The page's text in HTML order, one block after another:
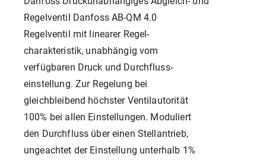
Regelventil Danfoss AB-QM 4.0
Regelventil mit linearer Regel-
charakteristik, unabhängig vom
verfügbaren Druck und Durchfluss-
einstellung. Zur Regelung bei
gleichbleibend höchster Ventilautorität
100% bei allen Einstellungen. Moduliert
den Durchfluss über einen Stellantrieb,
ungeachtet der Einstellung unterhalb 1%